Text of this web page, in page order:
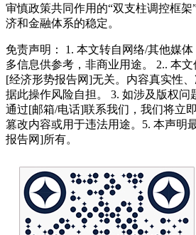
审慎政策共同作用的“双支柱调控框
济和金融体系的稳定。
免责声明： 1. 本文转自网络/其他媒
多信息供参考，非商业用途。 2.. 本
[经济形势报告网]无关。内容真实性
据此操作风险自担。 3. 如涉及版权问
通过[邮箱/电话]联系我们，我们将立
篡改内容或用于违法用途。5. 本声明
报告网]所有。